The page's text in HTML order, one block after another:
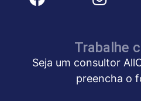
Trabalhe
Seja um consultor
preencha o